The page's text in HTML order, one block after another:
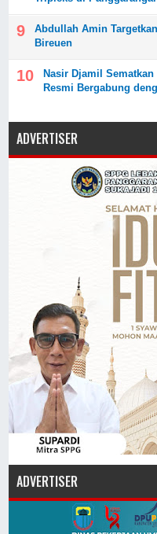
Abdullah Amin
Bireuen
Nasir Djamil
Resmi Bergabung
ADVERTISER
ADVERTISER